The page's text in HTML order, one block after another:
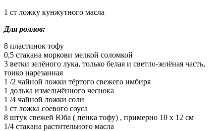
1 ст ложку кунжутного масла
Для роллов:
8 пластинок тофу
0,5 стакана моркови мелкой соломкой
3 ветки зелёного лука, только белая и светло-зелёная часть,
тонко нарезанная
1 /2 чайной ложки тёртого свежего имбиря
1 долька измельчённого чеснока
1 /4 чайной ложки соли
1 ст ложка соевого соуса
8 штук свежей Юба ( пенка тофу) , примерно 10 х 12 см
1/4 стакана растительного масла